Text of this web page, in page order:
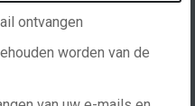
ontvangen
worden van de